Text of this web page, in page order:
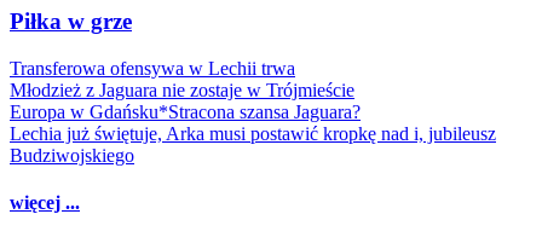
Piłka w grze
Transferowa ofensywa w Lechii trwa
Młodzież z Jaguara nie zostaje w Trójmieście
Europa w Gdańsku*Stracona szansa Jaguara?
Lechia już świętuje, Arka musi postawić kropkę nad i, jubileusz
Budziwojskiego
więcej ...